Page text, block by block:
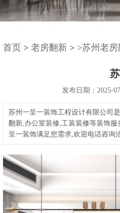
首页 > 老房翻新 > >苏州老房
发布日期：2025-
苏州一呈一装饰工程设计有限公司
翻新,办公室装修,工装装修等装饰
呈一装饰满足您需求,欢迎电话咨询